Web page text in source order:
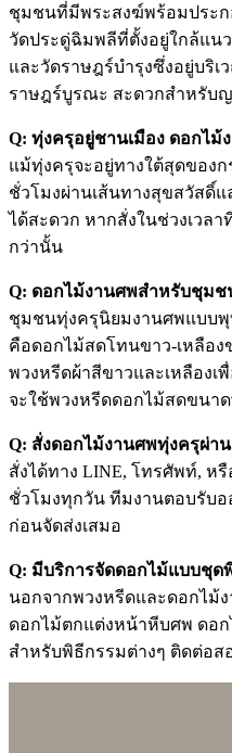
ชุมชนที่มีพระสงฆ์พร้อมประก
วัดประดู่ฉิมพลีที่ตั้งอยู่ใกล้แน
และวัดราษฎร์บำรุงซึ่งอยู่บริ
ราษฎร์บูรณะ สะดวกสำหรับ
Q: ทุ่งครุอยู่ชานเมือง ดอกไม้
แม้ทุ่งครุจะอยู่ทางใต้สุดของก
ชั่วโมงผ่านเส้นทางสุขสวัสดิ์
ได้สะดวก หากสั่งในช่วงเวลา
กว่านั้น
Q: ดอกไม้งานศพสำหรับชุมช
ชุมชนทุ่งครุนิยมงานศพแบบพุ
คือดอกไม้สดโทนขาว-เหลือง
พวงหรีดผ้าสีขาวและเหลือง
จะใช้พวงหรีดดอกไม้สดขนา
Q: สั่งดอกไม้งานศพทุ่งครุผ่า
สั่งได้ทาง LINE, โทรศัพท์, หรือ
ชั่วโมงทุกวัน ทีมงานตอบรับอ
ก่อนจัดส่งเสมอ
Q: มีบริการจัดดอกไม้แบบชุด
นอกจากพวงหรีดและดอกไม้
ดอกไม้ตกแต่งหน้าหีบศพ ดอ
สำหรับพิธีกรรมต่างๆ ติดต่อส